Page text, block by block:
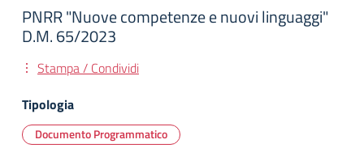
PNRR "Nuove competenze e nuovi linguaggi"
D.M. 65/2023
Stampa / Condividi
Tipologia
Documento Programmatico